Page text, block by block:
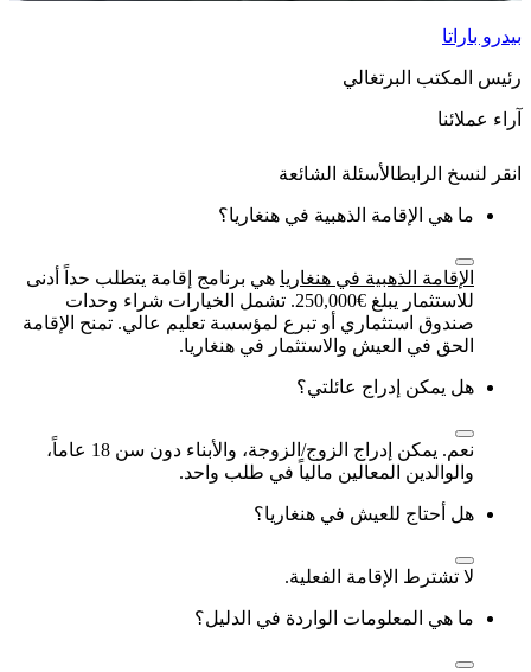
بيدرو باراتا
رئيس المكتب البرتغالي
آراء عملائنا
الأسئلة الشائعة
ما هي الإقامة الذهبية في هنغاريا؟
الإقامة الذهبية في هنغاريا هي برنامج إقامة يتطلب حداً أدنى
للاستثمار يبلغ €250,000. تشمل الخيارات شراء وحدات
صندوق استثماري أو تبرع لمؤسسة تعليم عالي. تمنح الإقامة
الحق في العيش والاستثمار في هنغاريا.
هل يمكن إدراج عائلتي؟
نعم. يمكن إدراج الزوج/الزوجة، والأبناء دون سن 18 عاماً،
والوالدين المعالين مالياً في طلب واحد.
هل أحتاج للعيش في هنغاريا؟
لا تشترط الإقامة الفعلية.
ما هي المعلومات الواردة في الدليل؟